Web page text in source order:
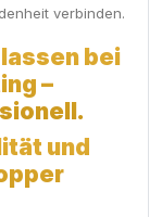
verbinden.
bei
–
und